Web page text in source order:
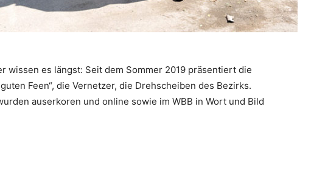
wissen es längst: Seit dem Sommer 2019 präsentiert die
Feen“, die Vernetzer, die Drehscheiben des Bezirks.
auserkoren und online sowie im WBB in Wort und Bild